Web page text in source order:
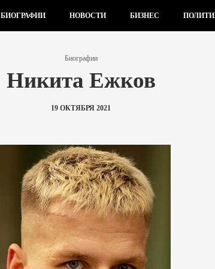
БИОГРАФИИ НОВОСТИ БИЗНЕС
Биографии
Никита Ежков
19 ОКТЯБРЯ 2021